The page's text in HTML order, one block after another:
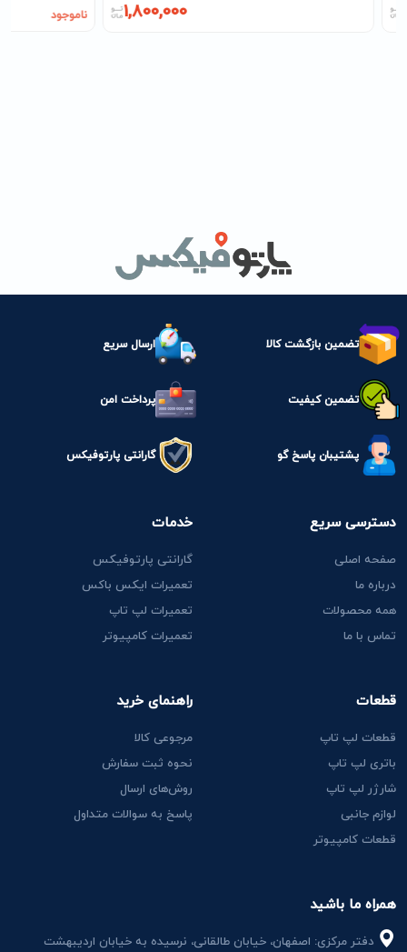
1,800,000 ناموجود
تضمین بازگشت کالا ارسال سریع
تضمین کیفیت پرداخت امن
پشتیبان پاسخ گو گارانتی پارتوفیکس
همراه ما باشید
دفتر مرکزی: اصفهان، خیابان طالقانی، نرسیده به خیابان اردیبهشت
دسترسی سریع
صفحه اصلی
درباره ما
همه محصولات
تماس با ما
قطعات
قطعات لپ تاپ
باتری لپ تاپ
شارژر لپ تاپ
لوازم جانبی
قطعات کامپیوتر
خدمات
گارانتی پارتوفیکس
تعمیرات ایکس باکس
تعمیرات لپ تاپ
تعمیرات کامپیوتر
راهنمای خرید
مرجوعی کالا
نحوه ثبت سفارش
روش‌های ارسال
پاسخ به سوالات متداول